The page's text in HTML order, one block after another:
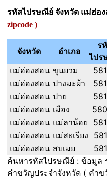
รหัสไปรษณีย์ จังหวัด แม่ฮ่อ
zipcode )
จังหวัด อำเภอ
ร
ไปร
แม่ฮ่องสอน ขุนยวม
แม่ฮ่องสอน ปางมะผ้า
แม่ฮ่องสอน ปาย
แม่ฮ่องสอน เมือง
แม่ฮ่องสอน แม่ลาน้อย
แม่ฮ่องสอน แม่สะเรียง
แม่ฮ่องสอน สบเมย
ค้นหารหัสไปรษณีย์ : ข้อมูล
คำขวัญประจำจังหวัด ( คำ